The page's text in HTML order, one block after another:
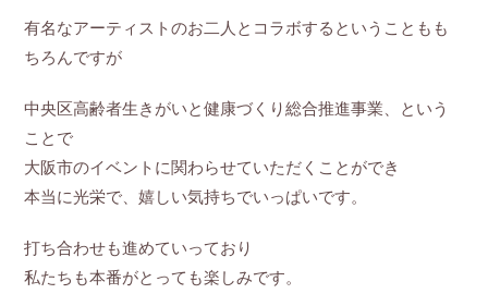
有名なアーティストのお二人とコラボするということもも
ちろんですが
中央区高齢者生きがいと健康づくり総合推進事業、という
ことで
大阪市のイベントに関わらせていただくことができ
本当に光栄で、嬉しい気持ちでいっぱいです。
打ち合わせも進めていっており
私たちも本番がとっても楽しみです。